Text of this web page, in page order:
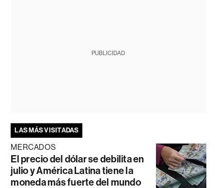
PUBLICIDAD
LAS MÁS VISITADAS
MERCADOS
El precio del dólar se debilita en
julio y América Latina tiene la
moneda más fuerte del mundo